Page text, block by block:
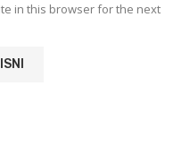
in this browser for the next